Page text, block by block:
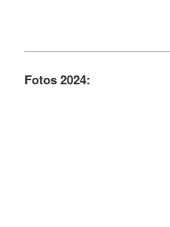
Fotos 2024: